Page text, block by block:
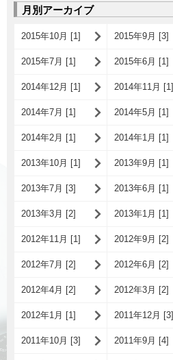
月別アーカイブ
2015年10月 [1] 2015年9月 [3]
2015年7月 [1] 2015年6月 [1]
2014年12月 [1] 2014年11月 [1]
2014年7月 [1] 2014年5月 [1]
2014年2月 [1] 2014年1月 [1]
2013年10月 [1] 2013年9月 [1]
2013年7月 [3] 2013年6月 [1]
2013年3月 [2] 2013年1月 [1]
2012年11月 [1] 2012年9月 [2]
2012年7月 [2] 2012年6月 [2]
2012年4月 [2] 2012年3月 [2]
2012年1月 [1] 2011年12月 [3]
2011年10月 [3] 2011年9月 [4]